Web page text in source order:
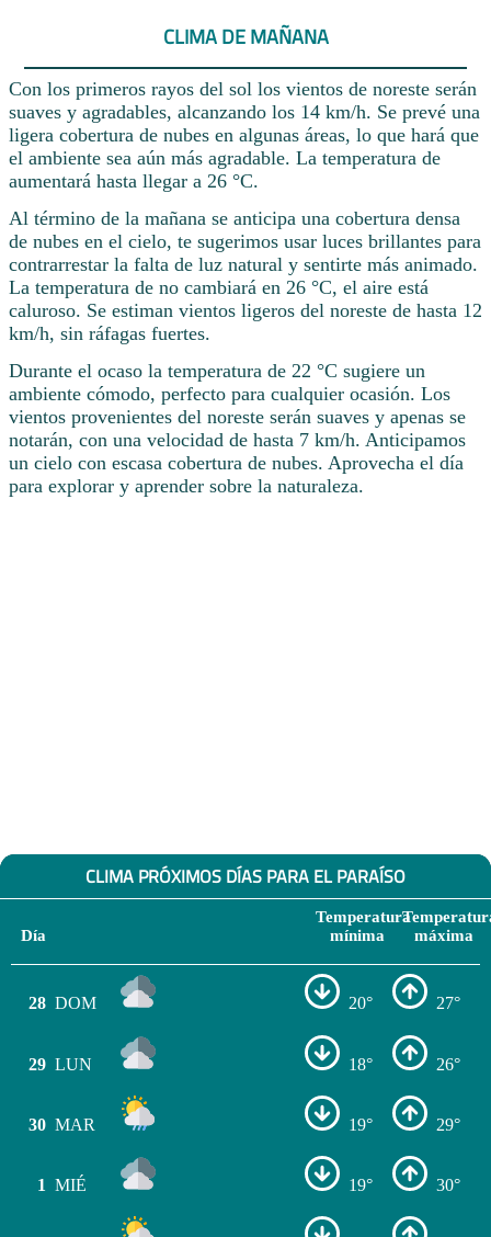
CLIMA DE MAÑANA
Con los primeros rayos del sol los vientos de noreste serán
suaves y agradables, alcanzando los 14 km/h. Se prevé una
ligera cobertura de nubes en algunas áreas, lo que hará que
el ambiente sea aún más agradable. La temperatura de
aumentará hasta llegar a 26 °C.
Al término de la mañana se anticipa una cobertura densa
de nubes en el cielo, te sugerimos usar luces brillantes para
contrarrestar la falta de luz natural y sentirte más animado.
La temperatura de no cambiará en 26 °C, el aire está
caluroso. Se estiman vientos ligeros del noreste de hasta 12
km/h, sin ráfagas fuertes.
Durante el ocaso la temperatura de 22 °C sugiere un
ambiente cómodo, perfecto para cualquier ocasión. Los
vientos provenientes del noreste serán suaves y apenas se
notarán, con una velocidad de hasta 7 km/h. Anticipamos
un cielo con escasa cobertura de nubes. Aprovecha el día
para explorar y aprender sobre la naturaleza.
CLIMA PRÓXIMOS DÍAS PARA EL PARAÍSO
Día
Temperatura
mínima
máxima
28 DOM 20° 27°
29 LUN 18° 26°
30 MAR 19° 29°
1 MIÉ 19° 30°